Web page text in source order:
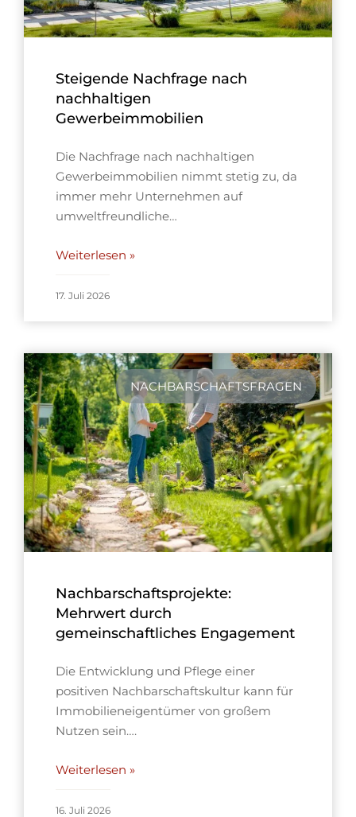
Steigende Nachfrage nach
nachhaltigen
Gewerbeimmobilien
Die Nachfrage nach nachhaltigen
Gewerbeimmobilien nimmt stetig zu, da
immer mehr Unternehmen auf
umweltfreundliche…
Weiterlesen »
17. Juli 2026
NACHBARSCHAFTSFRAGEN
Nachbarschaftsprojekte:
Mehrwert durch
gemeinschaftliches Engagement
Die Entwicklung und Pflege einer
positiven Nachbarschaftskultur kann für
Immobilieneigentümer von großem
Nutzen sein….
Weiterlesen »
16. Juli 2026